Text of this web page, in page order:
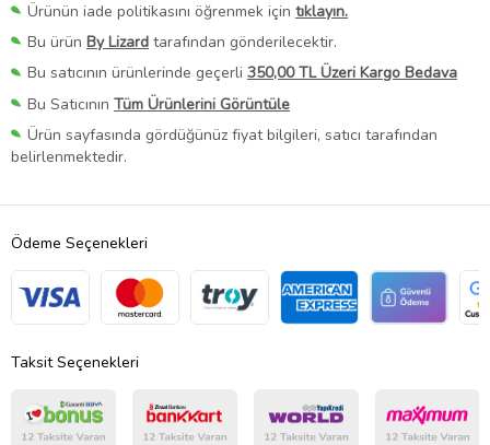
Ürünün iade politikasını öğrenmek için tıklayın.
Bu ürün By Lizard tarafından gönderilecektir.
Bu satıcının ürünlerinde geçerli 350,00 TL Üzeri Kargo Bedava
Bu Satıcının Tüm Ürünlerini Görüntüle
Ürün sayfasında gördüğünüz fiyat bilgileri, satıcı tarafından
belirlenmektedir.
Ödeme Seçenekleri
Taksit Seçenekleri